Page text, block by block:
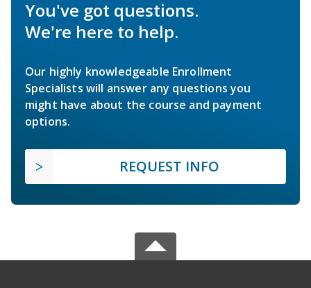
You've got questions.
We're here to help.
Our highly knowledgeable Enrollment
Specialists will answer any questions you
might have about the course and payment
options.
REQUEST INFO